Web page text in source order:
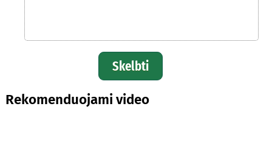
Skelbti
Rekomenduojami video